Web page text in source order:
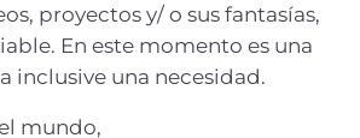
proyectos y/ o sus fantasías,
En este momento es una
inclusive una necesidad.
mundo,